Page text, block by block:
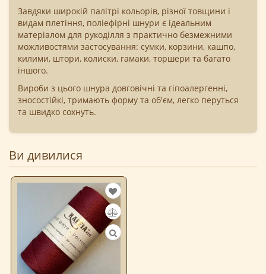
Завдяки широкій палітрі кольорів, різної товщини і
видам плетіння, поліефірні шнури є ідеальним
матеріалом для рукоділля з практично безмежними
можливостями застосування: сумки, корзини, кашпо,
килими, штори, колиски, гамаки, торшери та багато
іншого.
Вироби з цього шнура довговічні та гіпоалергенні,
зносостійкі, тримають форму та об'єм, легко перуться
та швидко сохнуть.
Ви дивилися